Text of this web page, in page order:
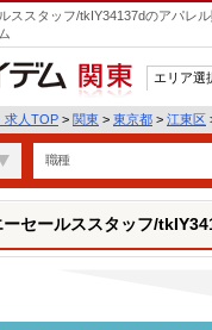
ススタッフ/tkIY34137dのアパレ
関東
エリア選
求人TOP > 関東 > 東京都 > 江東区
職種
セールススタッフ/